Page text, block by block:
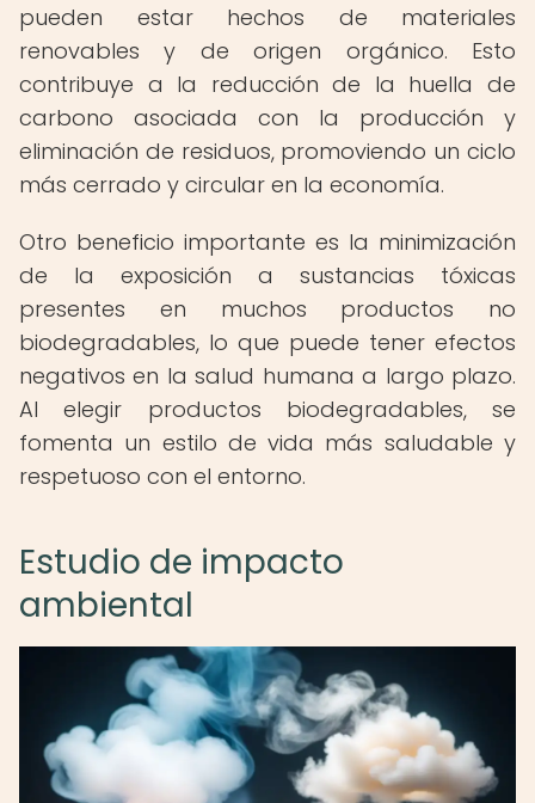
pueden estar hechos de materiales
renovables y de origen orgánico. Esto
contribuye a la reducción de la huella de
carbono asociada con la producción y
eliminación de residuos, promoviendo un ciclo
más cerrado y circular en la economía.
Otro beneficio importante es la minimización
de la exposición a sustancias tóxicas
presentes en muchos productos no
biodegradables, lo que puede tener efectos
negativos en la salud humana a largo plazo.
Al elegir productos biodegradables, se
fomenta un estilo de vida más saludable y
respetuoso con el entorno.
Estudio de impacto
ambiental